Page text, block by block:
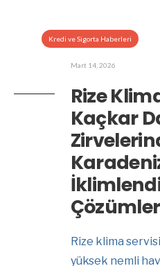
Kredi ve Sigorta Haberleri
Mart 14, 2026
Rize
Kaçkar
Rize klima
yüksek nemli